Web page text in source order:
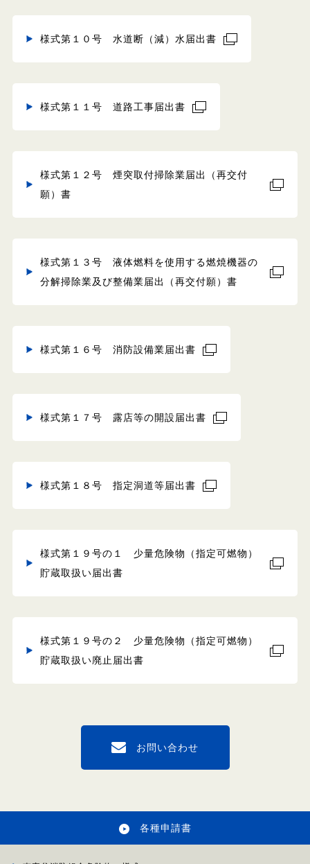
様式第１０号 水道断（減）水届出書
様式第１１号 道路工事届出書
様式第１２号 煙突取付掃除業届出（再交付
願）書
様式第１３号 液体燃料を使用する燃焼機器の
分解掃除業及び整備業届出（再交付願）書
様式第１６号 消防設備業届出書
様式第１７号 露店等の開設届出書
様式第１８号 指定洞道等届出書
様式第１９号の１ 少量危険物（指定可燃物）
貯蔵取扱い届出書
様式第１９号の２ 少量危険物（指定可燃物）
貯蔵取扱い廃止届出書
お問い合わせ
各種申請書